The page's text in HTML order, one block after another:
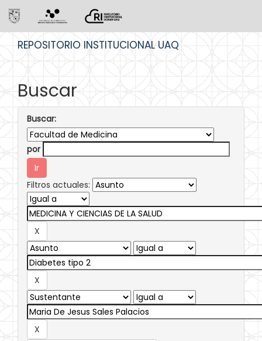
REPOSITORIO INSTITUCIONAL UAQ
Buscar
Buscar:
por
Filtros actuales: